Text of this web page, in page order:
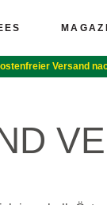
Versand